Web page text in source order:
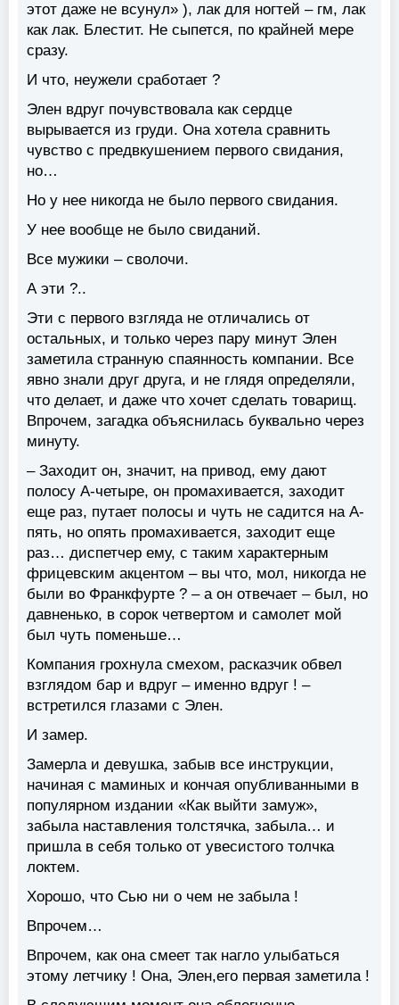
этот даже не всунул» ), лак для ногтей – гм, лак
как лак. Блестит. Не сыпется, по крайней мере
сразу.
И что, неужели сработает ?
Элен вдруг почувствовала как сердце
вырывается из груди. Она хотела сравнить
чувство с предвкушением первого свидания,
но…
Но у нее никогда не было первого свидания.
У нее вообще не было свиданий.
Все мужики – сволочи.
А эти ?..
Эти с первого взгляда не отличались от
остальных, и только через пару минут Элен
заметила странную спаянность компании. Все
явно знали друг друга, и не глядя определяли,
что делает, и даже что хочет сделать товарищ.
Впрочем, загадка объяснилась буквально через
минуту.
– Заходит он, значит, на привод, ему дают
полосу А-четыре, он промахивается, заходит
еще раз, путает полосы и чуть не садится на А-
пять, но опять промахивается, заходит еще
раз… диспетчер ему, с таким характерным
фрицевским акцентом – вы что, мол, никогда не
были во Франкфурте ? – а он отвечает – был, но
давненько, в сорок четвертом и самолет мой
был чуть поменьше…
Компания грохнула смехом, расказчик обвел
взглядом бар и вдруг – именно вдруг ! –
встретился глазами с Элен.
И замер.
Замерла и девушка, забыв все инструкции,
начиная с маминых и кончая опубливанными в
популярном издании «Как выйти замуж»,
забыла наставления толстячка, забыла… и
пришла в себя только от увесистого толчка
локтем.
Хорошо, что Сью ни о чем не забыла !
Впрочем…
Впрочем, как она смеет так нагло улыбаться
этому летчику ! Она, Элен,его первая заметила !